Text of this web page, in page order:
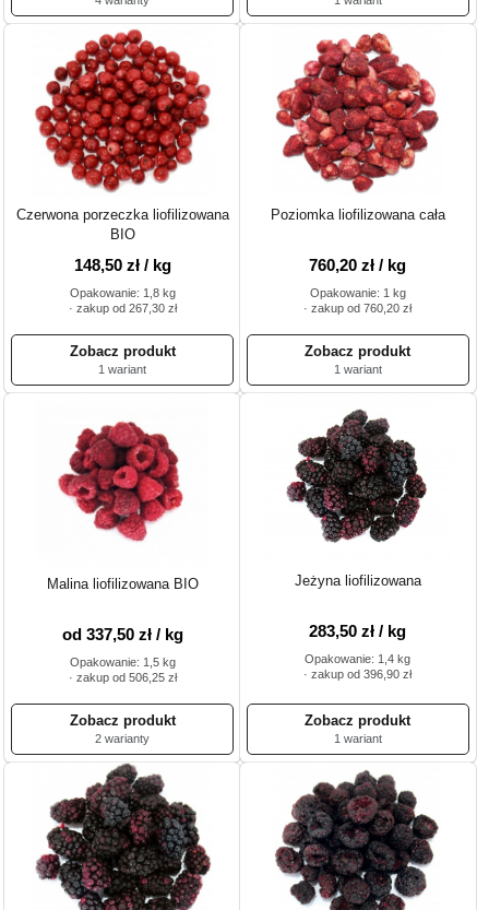
Czerwona porzeczka liofilizowana
BIO
148,50 zł / kg
Opakowanie: 1,8 kg
· zakup od 267,30 zł
1 wariant
Poziomka liofilizowana cała
760,20 zł / kg
Opakowanie: 1 kg
· zakup od 760,20 zł
1 wariant
Malina liofilizowana BIO
od 337,50 zł / kg
Opakowanie: 1,5 kg
· zakup od 506,25 zł
2 warianty
Jeżyna liofilizowana
283,50 zł / kg
Opakowanie: 1,4 kg
· zakup od 396,90 zł
1 wariant